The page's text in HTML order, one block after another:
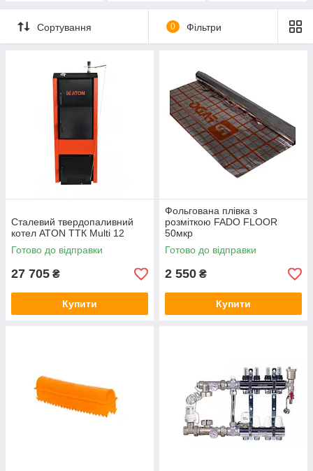
Сортування 0 Фільтри
Сталевий твердопаливний
котел ATON ТТК Multi 12
Готово до відправки
27 705 ₴
Купити
Фольгована плівка з
розміткою FADO FLOOR
50мкр
Готово до відправки
2 550 ₴
Купити